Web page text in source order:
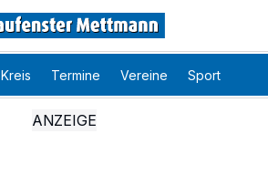
Kreis Termine Vereine Sport